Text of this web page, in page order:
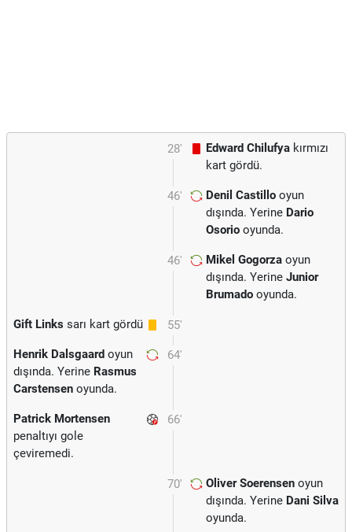
28' Edward Chilufya kırmızı
kart gördü.
46' Denil Castillo oyun
dışında. Yerine Dario
Osorio oyunda.
46' Mikel Gogorza oyun
dışında. Yerine Junior
Brumado oyunda.
55'
Gift Links sarı kart gördü
64'
Henrik Dalsgaard oyun
dışında. Yerine Rasmus
Carstensen oyunda.
66'
Patrick Mortensen
penaltıyı gole
çeviremedi.
70' Oliver Soerensen oyun
dışında. Yerine Dani Silva
oyunda.